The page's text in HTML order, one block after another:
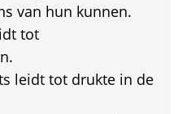
van hun kunnen.
tot
leidt tot drukte in de